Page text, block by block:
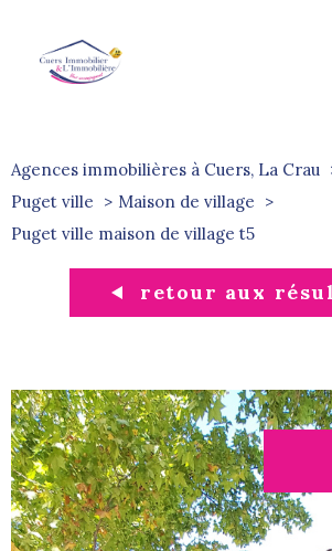
Agences immobilières à Cuers, La Crau
Puget ville
Maison de village
puget ville maison de village t5
retour aux